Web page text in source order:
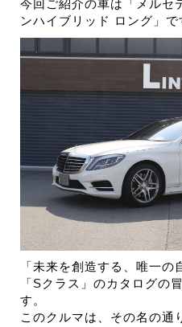
今回ご紹介の車は「メルセ
ンハイブリッド ロング」で
「未来を創造する、唯一の
「 Sクラス」のカタログの
す。
このクルマは、その名の通